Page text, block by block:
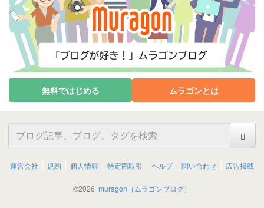
無料ではじめる ムラゴンとは
運営会社 規約 個人情報 特定商取引 ヘルプ 問い合わせ 広告掲載
©2026 muragon（ムラゴンブログ）